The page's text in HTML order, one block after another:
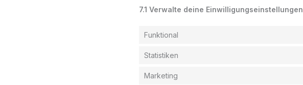
7.1 Verwalte deine Einwilligungseinstellungen
Funktional
Statistiken
Marketing